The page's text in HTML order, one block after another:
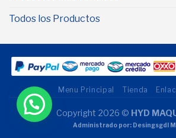
Todos los Productos
Menu Principal Tienda
Copyright 2026 © HYD
Administrado por: Desingsgdl